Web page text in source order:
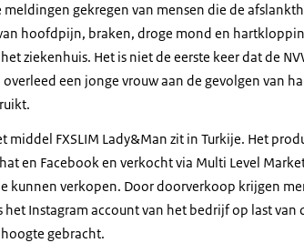
meldingen gekregen van mensen die de
hoofdpijn, braken, droge mond en
ziekenhuis. Het is niet de eerste keer dat de
een jonge vrouw aan de gevolgen van
middel FXSLIM Lady&Man zit in Turkije. Het
en Facebook en verkocht via Multi Level
kunnen verkopen. Door doorverkoop krijgen
Instagram account van het bedrijf op last van
gebracht.